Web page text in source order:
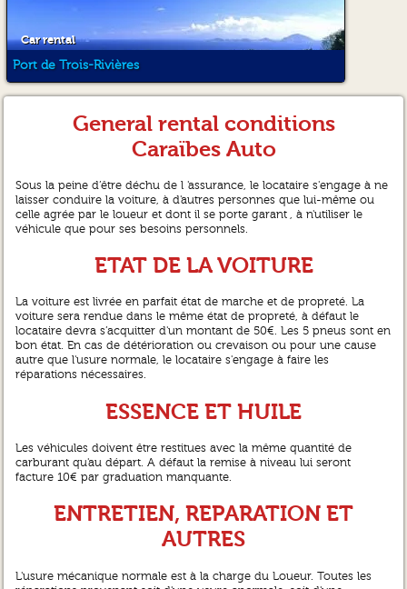
Car rental
Port de Trois-Rivières
General rental conditions
Caraïbes Auto
Sous la peine d’être déchu de l 'assurance, le locataire s'engage à ne
laisser conduire la voiture, à d'autres personnes que lui-même ou
celle agrée par le loueur et dont il se porte garant , à n'utiliser le
véhicule que pour ses besoins personnels.
ETAT DE LA VOITURE
La voiture est livrée en parfait état de marche et de propreté. La
voiture sera rendue dans le même état de propreté, à défaut le
locataire devra s’acquitter d'un montant de 50€. Les 5 pneus sont en
bon état. En cas de détérioration ou crevaison ou pour une cause
autre que l'usure normale, le locataire s'engage à faire les
réparations nécessaires.
ESSENCE ET HUILE
Les véhicules doivent être restitues avec la même quantité de
carburant qu'au départ. A défaut la remise à niveau lui seront
facture 10€ par graduation manquante.
ENTRETIEN, REPARATION ET
AUTRES
L'usure mécanique normale est à la charge du Loueur. Toutes les